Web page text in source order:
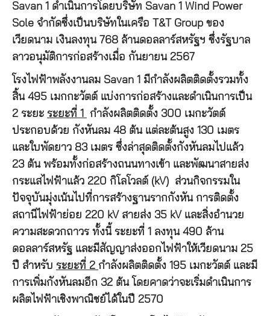
Savan 1 ดำเนินการโดยบริษัท Savan 1 Wind Power
Sole จำกัดซึ่งเป็นบริษัทในเครือ T&T Group ของ
เวียดนาม เงินลงทุน 768 ล้านดอลลาร์สหรัฐฯ ซึ่งรัฐบาล
ลาวอนุมัติการก่อสร้างเมื่อ กันยายน 2567
โรงไฟฟ้าพลังงานลม Savan 1 มีกำลังผลิตติดตั้งรวมทั้ง
สิ้น 495 เมกกะวัตต์ แบ่งการก่อสร้างและดำเนินการเป็น
2 ระยะ ระยะที่ 1
กำลังผลิตติดตั้ง 300 เมกะวัตต์
ประกอบด้วย กังหันลม 48 ต้น แต่ละต้นสูง 130 เมตร
และใบพัดยาว 83 เมตร ซึ่งล่าสุดติดตั้งกังหันลมไปแล้ว
23 ต้น พร้อมทั้งก่อสร้างถนนทางเข้า และพัฒนาสายส่ง
กระแสไฟฟ้าแล้ว 220 กิโลโวลต์ (kV) ส่วนกิจกรรมใน
ปัจจุบันมุ่งเน้นไปที่การสร้างฐานรากกังหัน การติดตั้ง
สถานีไฟฟ้าย่อย 220 kV สายส่ง 35 kV และสิ่งอำนวย
ความสะดวกถาวร ทั้งนี้ ระยะที่ 1 ลงทุน 490 ล้าน
ดอลลาร์สหรัฐ และมีสัญญาส่งออกไฟฟ้าให้เวียดนาม 25
ปี สำหรับ ระยะที่ 2 กำลังผลิตติดตั้ง 195 เมกะวัตต์ และมี
การเพิ่มกังหันลมอีก 32 ต้น โดยคาดว่าจะเริ่มดำเนินการ
ผลิตไฟฟ้าเชิงพาณิชย์ได้ในปี 2570